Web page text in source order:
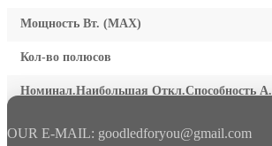
Мощность Вт. (МАХ)
Кол-во полюсов
Номинал.Наибольшая Откл.Способность А.
OUR E-MAIL: goodledforyou@gmail.cоm